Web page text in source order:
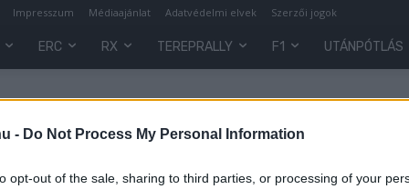
- Do Not Process My Personal Information
opt-out of the sale, sharing to third parties, or processing of your
Impresszum Médiaajánlat Adatvédelmi elvek Szerzői jogok
ERC RX TEREPRALLY F1 UTÁNPÓTLÁS